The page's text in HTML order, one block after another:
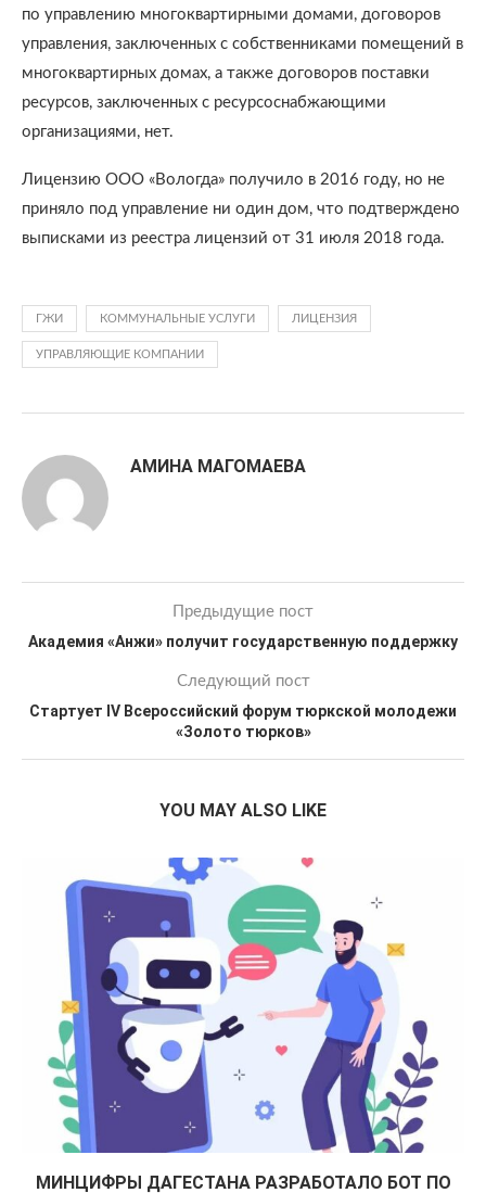
по управлению многоквартирными домами, договоров
управления, заключенных с собственниками помещений в
многоквартирных домах, а также договоров поставки
ресурсов, заключенных с ресурсоснабжающими
организациями, нет.
Лицензию ООО «Вологда» получило в 2016 году, но не
приняло под управление ни один дом, что подтверждено
выписками из реестра лицензий от 31 июля 2018 года.
ГЖИ КОММУНАЛЬНЫЕ УСЛУГИ ЛИЦЕНЗИЯ
УПРАВЛЯЮЩИЕ КОМПАНИИ
АМИНА МАГОМАЕВА
Предыдущие пост
Академия «Анжи» получит государственную поддержку
Следующий пост
Стартует IV Всероссийский форум тюркской молодежи
«Золото тюрков»
YOU MAY ALSO LIKE
МИНЦИФРЫ ДАГЕСТАНА РАЗРАБОТАЛО БОТ ПО